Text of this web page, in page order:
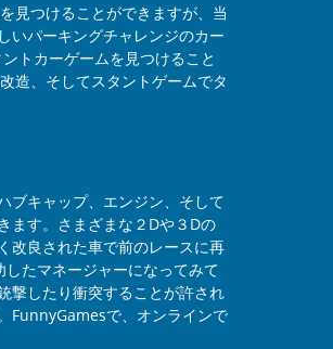
見つけることができますが、当
いパーキングチャレンジのカー
トカーゲームを見つけること
造、そしてスタントゲームでタ
ブキャップ、エンジン、そして
ます。さまざまな２Dや３Dの
改良された車で前のレースに再
たマネージャーになってみて
撃したり衝突することが許され
FunnyGamesで、オンラインで